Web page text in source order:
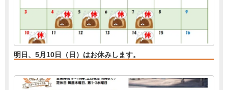
明日、5月10日（日）はお休みします。